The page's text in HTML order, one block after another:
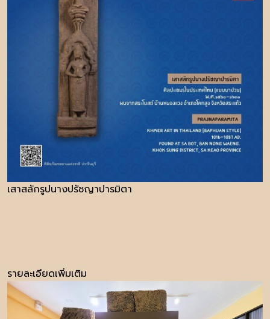
เสาสลักรูปนางปรัชญาปารมิตา
รายละเอียดเพิ่มเติม